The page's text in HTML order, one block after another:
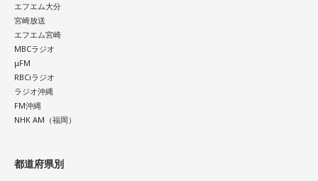
エフエム大分
宮崎放送
エフエム宮崎
MBCラジオ
μFM
RBCiラジオ
ラジオ沖縄
FM沖縄
NHK AM（福岡）
都道府県別